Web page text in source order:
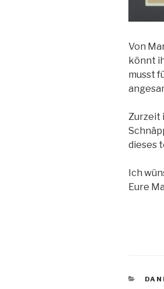
Von
könnt
musst
Zurzeit
dieses
Ich
Eure